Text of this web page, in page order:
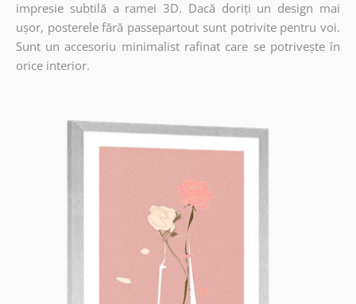
impresie subtilă a ramei 3D. Dacă doriți un design mai
ușor, posterele fără passepartout sunt potrivite pentru voi.
Sunt un accesoriu minimalist rafinat care se potrivește în
orice interior.